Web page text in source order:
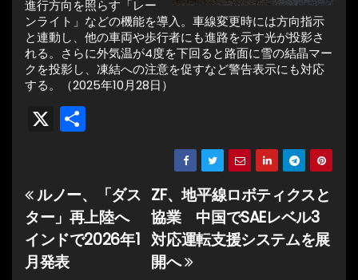
進行方向を照らす「レー
ンライト」などの機能を導入。車線変更時には方向指示
と連動し、他の車両や歩行者にも進路を示す光が投影さ
れる。さらに外気温が4度を下回ると路面に雪の結晶マー
クを投影し、凍結への注意を促すなど警告表示にも対応
する。（2025年10月28日）
X
投
稿
ナ
ZF、地平線ロボティクスと
協業 中国でSAEレベル3
対応運転支援システムを展
開へ
ルノー、「ダス
ター」再上陸へ
インドで2026年1
月発表